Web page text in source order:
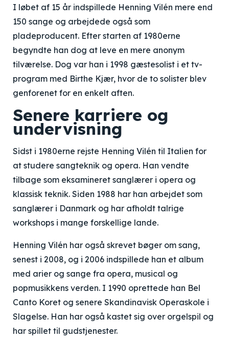
I løbet af 15 år indspillede Henning Vilén mere end
150 sange og arbejdede også som
pladeproducent. Efter starten af 1980erne
begyndte han dog at leve en mere anonym
tilværelse. Dog var han i 1998 gæstesolist i et tv-
program med Birthe Kjær, hvor de to solister blev
genforenet for en enkelt aften.
Senere karriere og
undervisning
Sidst i 1980erne rejste Henning Vilén til Italien for
at studere sangteknik og opera. Han vendte
tilbage som eksamineret sanglærer i opera og
klassisk teknik. Siden 1988 har han arbejdet som
sanglærer i Danmark og har afholdt talrige
workshops i mange forskellige lande.
Henning Vilén har også skrevet bøger om sang,
senest i 2008, og i 2006 indspillede han et album
med arier og sange fra opera, musical og
popmusikkens verden. I 1990 oprettede han Bel
Canto Koret og senere Skandinavisk Operaskole i
Slagelse. Han har også kastet sig over orgelspil og
har spillet til gudstjenester.